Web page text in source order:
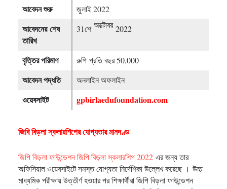
আবেদন শুরু জুলাই 2022
আবেদনেরশেষ
তারিখ
31শেঅক্টোবর 2022
বৃত্তির পরিমাণ রুপি প্রতি বছর 50,000
আবেদন পদ্ধতি অনলাইন অফলাইন
ওয়েবসাইট gpbirlaedufoundation.com
জিবি বিড়লা স্কলারশিপের যোগ্যতার মানদণ্ড
জিপি বিড়লা ফাউন্ডেশন জিপি বিড়লা স্কলারশিপ 2022 এর জন্য তার
অফিসিয়াল ওয়েবসাইটে সমস্ত যোগ্যতা নির্দেশিকা উল্লেখ করেছে । উচ্চ
মাধ্যমিক পরীক্ষায় উত্তীর্ণ হওয়ার পর শিক্ষার্থীরা জিপি বিড়লা ফাউন্ডেশন